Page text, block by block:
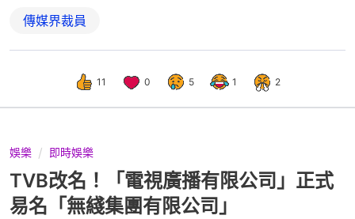
傳媒界裁員
11 0 5 1 2
娛樂 即時娛樂
TVB改名！「電視廣播有限公司」正式
易名「無綫集團有限公司」